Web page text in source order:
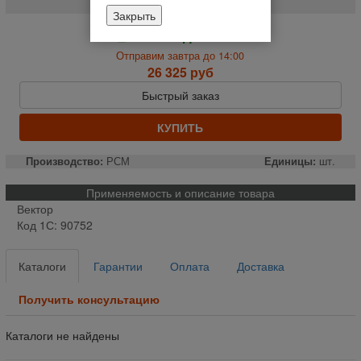
Отправим завтра до 14:00
26 325 руб
Быстрый заказ
КУПИТЬ
Производство: РСМ Единицы: шт.
Применяемость и описание товара
Вектор
Код 1С: 90752
Каталоги Гарантии Оплата Доставка
Получить консультацию
Каталоги не найдены
Закрыть